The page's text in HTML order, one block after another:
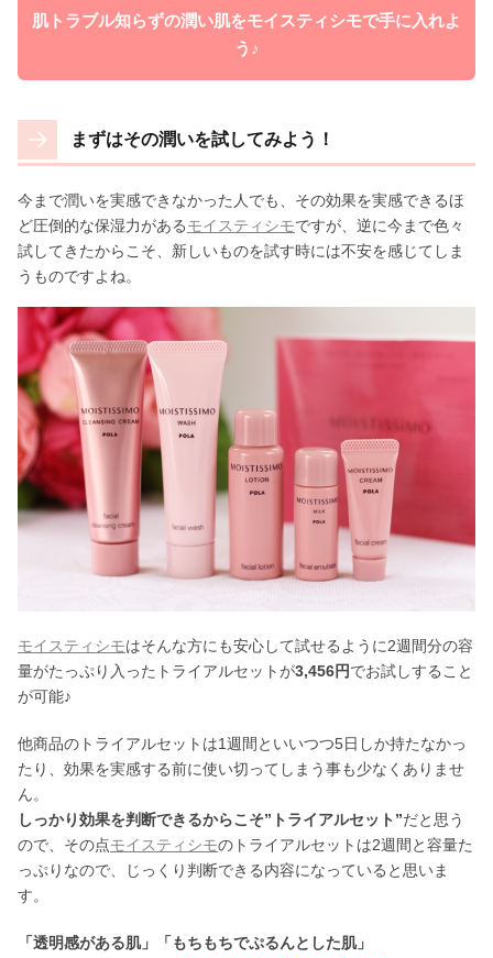
肌トラブル知らずの潤い肌をモイスティシモで手に入れよ
う♪
まずはその潤いを試してみよう！
今まで潤いを実感できなかった人でも、その効果を実感できるほ
ど圧倒的な保湿力があるモイスティシモですが、逆に今まで色々
試してきたからこそ、新しいものを試す時には不安を感じてしま
うものですよね。
モイスティシモはそんな方にも安心して試せるように2週間分の容
量がたっぷり入ったトライアルセットが3,456円でお試しすること
が可能♪
他商品のトライアルセットは1週間といいつつ5日しか持たなかっ
たり、効果を実感する前に使い切ってしまう事も少なくありませ
ん。
しっかり効果を判断できるからこそ”トライアルセット”だと思う
ので、その点モイスティシモのトライアルセットは2週間と容量た
っぷりなので、じっくり判断できる内容になっていると思いま
す。
「透明感がある肌」「もちもちでぷるんとした肌」